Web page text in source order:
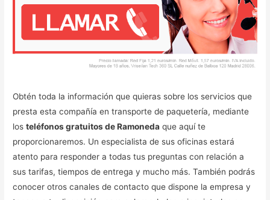
Obtén toda la información que quieras sobre los servicios que
presta esta compañía en transporte de paquetería, mediante
losteléfonos gratuitos de Ramoneda que aquí te
proporcionaremos. Un especialista de sus oficinas estará
atento para responder a todas tus preguntas con relación a
sus tarifas, tiempos de entrega y mucho más. También podrás
conocer otros canales de contacto que dispone la empresa y